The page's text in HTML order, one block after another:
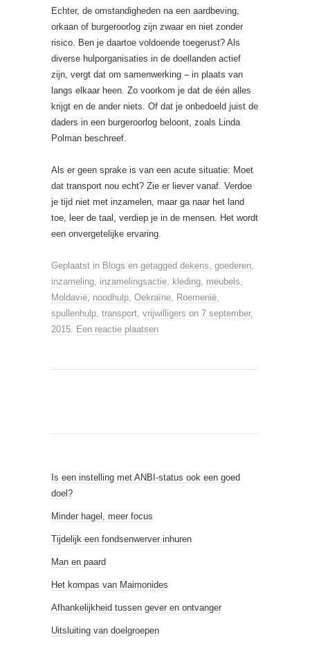
Echter, de omstandigheden na een aardbeving,
orkaan of burgeroorlog zijn zwaar en niet zonder
risico. Ben je daartoe voldoende toegerust? Als
diverse hulporganisaties in de doellanden actief
zijn, vergt dat om samenwerking – in plaats van
langs elkaar heen. Zo voorkom je dat de één alles
krijgt en de ander niets. Of dat je onbedoeld juist de
daders in een burgeroorlog beloont, zoals Linda
Polman beschreef.
Als er geen sprake is van een acute situatie: Moet
dat transport nou echt? Zie er liever vanaf. Verdoe
je tijd niet met inzamelen, maar ga naar het land
toe, leer de taal, verdiep je in de mensen. Het wordt
een onvergetelijke ervaring.
Geplaatst in Blogs en getagged dekens, goederen,
inzameling, inzamelingsactie, kleding, meubels,
Moldavië, noodhulp, Oekraïne, Roemenië,
spullenhulp, transport, vrijwilligers on 7 september,
2015. Een reactie plaatsen
Is een instelling met ANBI-status ook een goed
doel?
Minder hagel, meer focus
Tijdelijk een fondsenwerver inhuren
Man en paard
Het kompas van Maimonides
Afhankelijkheid tussen gever en ontvanger
Uitsluiting van doelgroepen